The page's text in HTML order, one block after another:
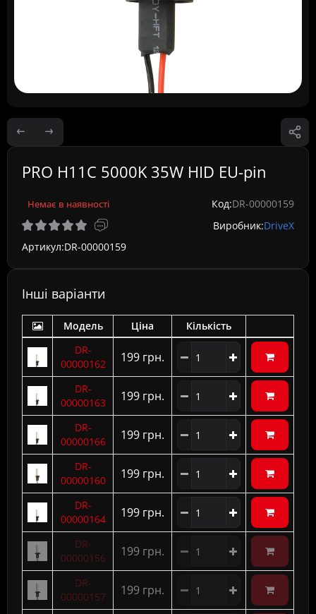
PRO H11C 5000K 35W HID EU-pin
Немає в наявності Код:DR-00000159
Виробник:DriveX
Артикул:DR-00000159
Інші варіанти
Модель Ціна
Кількість
DR-
00000162
199 грн.
DR-
00000163
199 грн.
DR-
00000166
199 грн.
DR-
00000160
199 грн.
DR-
00000164
199 грн.
DR-
00000156
199 грн.
DR-
00000157
199 грн.